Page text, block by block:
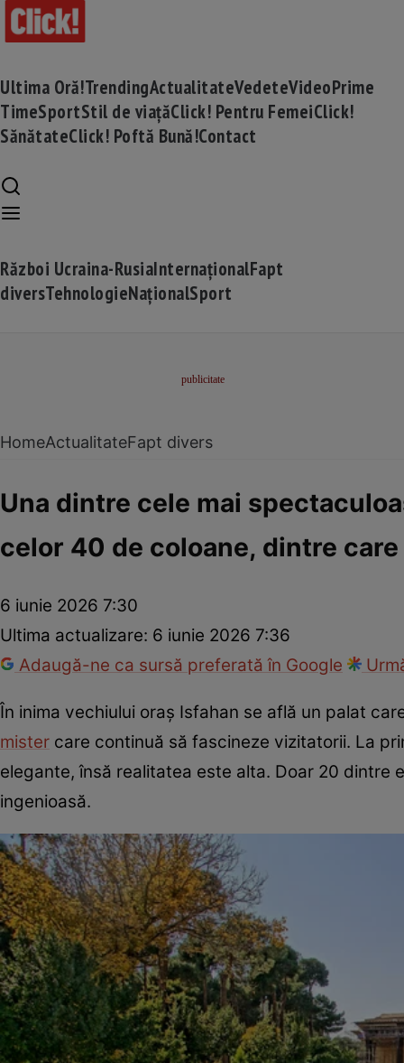
Ultima Oră!TrendingActualitateVedeteVideoPrime
TimeSportStil de viațăClick! Pentru FemeiClick!
SănătateClick! Poftă Bună!Contact
Război Ucraina-RusiaInternaționalFapt
diversTehnologieNaționalSport
HomeActualitateFapt divers
Una dintre cele mai
celor 40 de coloane, dintre
6 iunie 2026 7:30
Ultima actualizare: 6 iunie 2026 7:36
Adaugă-ne ca sursă preferată în Google
În inima vechiului oraș Isfahan se află un palat
mister care continuă să fascineze vizitatorii. La
elegante, însă realitatea este alta. Doar 20 dintre
ingenioasă.